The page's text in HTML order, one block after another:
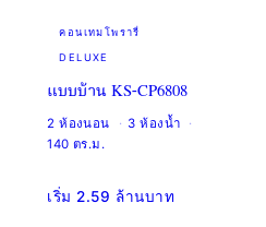
คอนเทมโพรารี่
DELUXE
แบบบ้าน KS-CP6808
2 ห้องนอน
3 ห้องน้ำ
140 ตร.ม.
เริ่ม 2.59 ล้านบาท